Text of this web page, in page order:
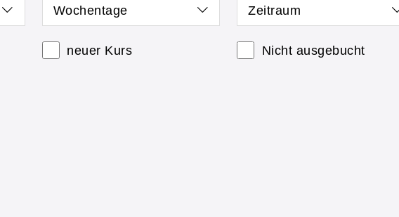
Wochentage Zeitraum
neuer Kurs Nicht ausgebucht